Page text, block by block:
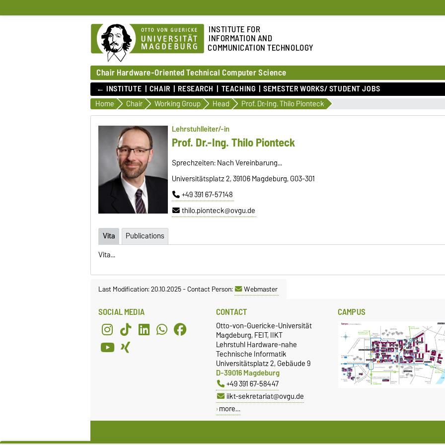
INSTITUTE FOR
INFORMATION AND
COMMUNICATION TECHNOLOGY
Chair Hardware-Oriented Technical Computer Science
← INSTITUTE CHAIR RESEARCH TEACHING SEMESTER WORKS/ STUDENT JOBS
Home Chair Working Group Head Prof. Dr.-Ing. Thilo Pionteck
Lehrstuhlleiter/-in
Prof. Dr.-Ing. Thilo Pionteck
Universitätsplatz 2, 39106 Magdeburg, G03-301
+49 391 67-57148
thilo.pionteck@ovgu.de
Sprechzeiten: Nach Vereinbarung...
Vita
Publications
Vita...
Last Modification: 20.10.2025-Contact Person: Webmaster
SOCIAL MEDIA CONTACT
Otto-von-Guericke-Universität
Magdeburg, FEIT, IIKT
Lehrstuhl Hardware-nahe
Technische Informatik
Universitätsplatz 2, Gebäude 9
D-39016 Magdeburg
+49 391 67-58447
iikt-sekretariat@ovgu.de
more…
CAMPUS